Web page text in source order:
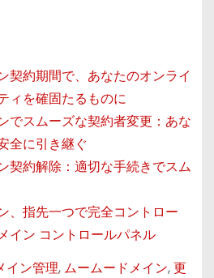
契約期間で、あなたのオンライ
ィを確固たるものに
でスムーズな契約者変更：あな
全に引き継ぐ
契約解除：適切な手続きでスム
、指先一つで完全コントロー
イン コントロールパネル
イン管理, ムームードメイン,更